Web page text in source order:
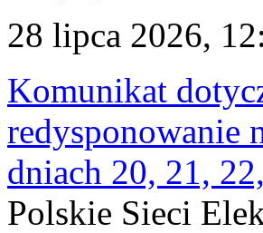
28 lipca 2026,
Komunikat
redysponowanie
dniach 20, 21,
Polskie Sieci